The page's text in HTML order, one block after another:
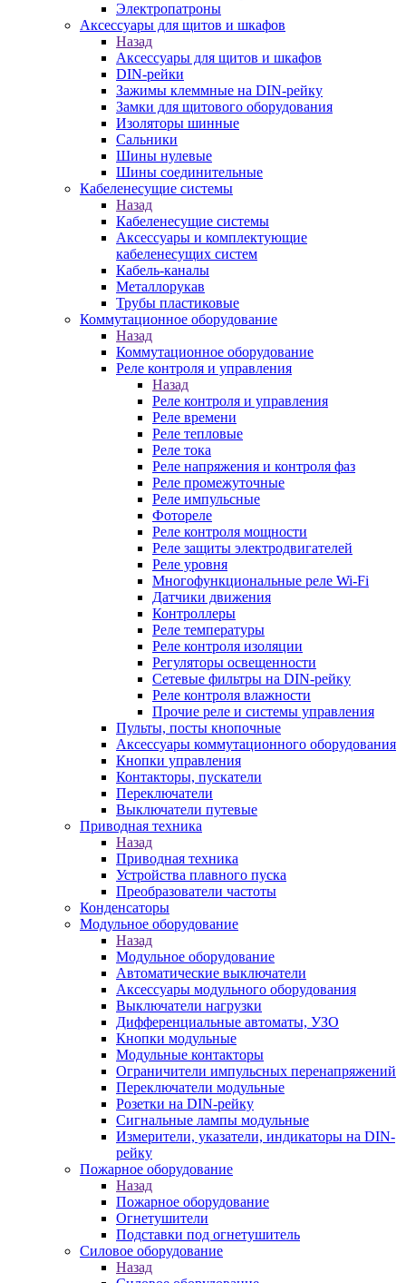
Электропатроны
Аксессуары для щитов и шкафов
Назад
Аксессуары для щитов и шкафов
DIN-рейки
Зажимы клеммные на DIN-рейку
Замки для щитового оборудования
Изоляторы шинные
Сальники
Шины нулевые
Шины соединительные
Кабеленесущие системы
Назад
Кабеленесущие системы
Аксессуары и комплектующие
кабеленесущих систем
Кабель-каналы
Металлорукав
Трубы пластиковые
Коммутационное оборудование
Назад
Коммутационное оборудование
Реле контроля и управления
Назад
Реле контроля и управления
Реле времени
Реле тепловые
Реле тока
Реле напряжения и контроля фаз
Реле промежуточные
Реле импульсные
Фотореле
Реле контроля мощности
Реле защиты электродвигателей
Реле уровня
Многофункциональные реле Wi-Fi
Датчики движения
Контроллеры
Реле температуры
Реле контроля изоляции
Регуляторы освещенности
Сетевые фильтры на DIN-рейку
Реле контроля влажности
Прочие реле и системы управления
Пульты, посты кнопочные
Аксессуары коммутационного оборудования
Кнопки управления
Контакторы, пускатели
Переключатели
Выключатели путевые
Приводная техника
Назад
Приводная техника
Устройства плавного пуска
Преобразователи частоты
Конденсаторы
Модульное оборудование
Назад
Модульное оборудование
Автоматические выключатели
Аксессуары модульного оборудования
Выключатели нагрузки
Дифференциальные автоматы, УЗО
Кнопки модульные
Модульные контакторы
Ограничители импульсных перенапряжений
Переключатели модульные
Розетки на DIN-рейку
Сигнальные лампы модульные
Измерители, указатели, индикаторы на DIN-
рейку
Пожарное оборудование
Назад
Пожарное оборудование
Огнетушители
Подставки под огнетушитель
Силовое оборудование
Назад